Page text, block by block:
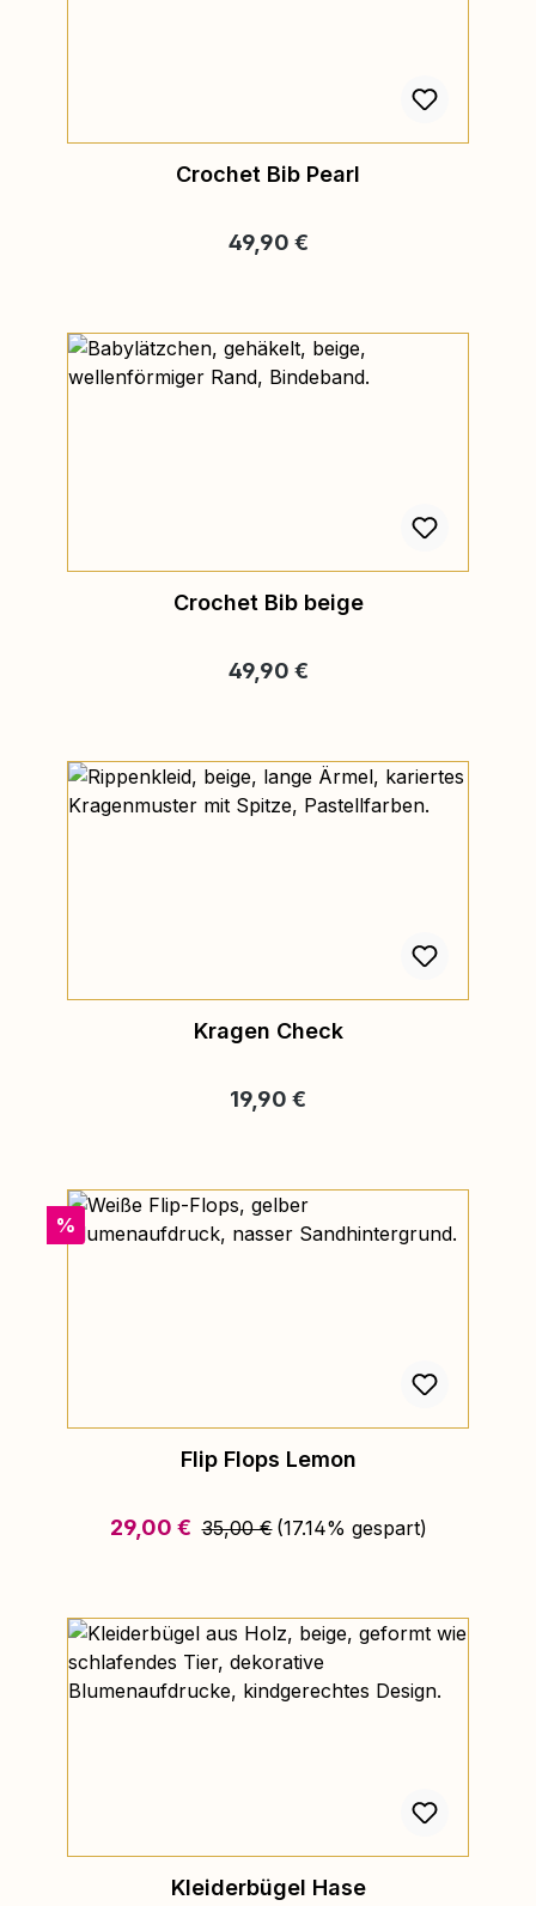
Crochet Bib Pearl
Regulärer Preis:
49,90 €
Crochet Bib beige
Regulärer Preis:
49,90 €
Kragen Check
Regulärer Preis:
19,90 €
Rabatt
%
Flip Flops Lemon
Verkaufspreis:
29,00 € Regulärer Preis:
35,00 € (17.14% gespart)
Kleiderbügel Hase